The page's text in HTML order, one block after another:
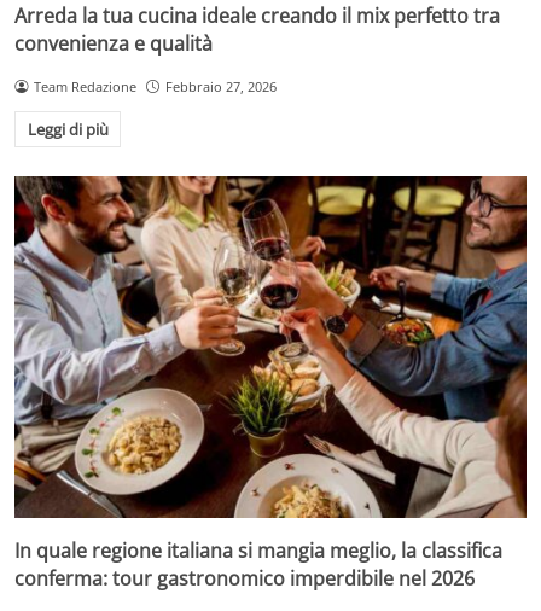
Arreda la tua cucina ideale creando il mix perfetto tra
convenienza e qualità
Team Redazione Febbraio 27, 2026
Leggi di più
In quale regione italiana si mangia meglio, la classifica
conferma: tour gastronomico imperdibile nel 2026